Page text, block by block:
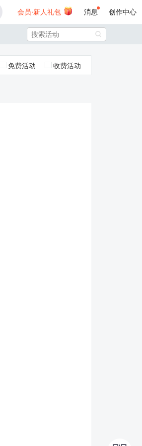
会员·新人礼包 消息 创作中心

免费活动 收费活动